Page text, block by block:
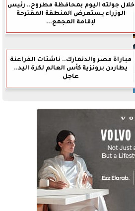
خلال جولته اليوم بمحافظة مطروح.. رئيس
الوزراء يستعرض المنطقة المقترحة
لإقامة المجمع...
مباراة مصر والدنمارك.. ناشئات الفراعنة
يطاردن برونزية كأس العالم لكرة اليد..
عاجل